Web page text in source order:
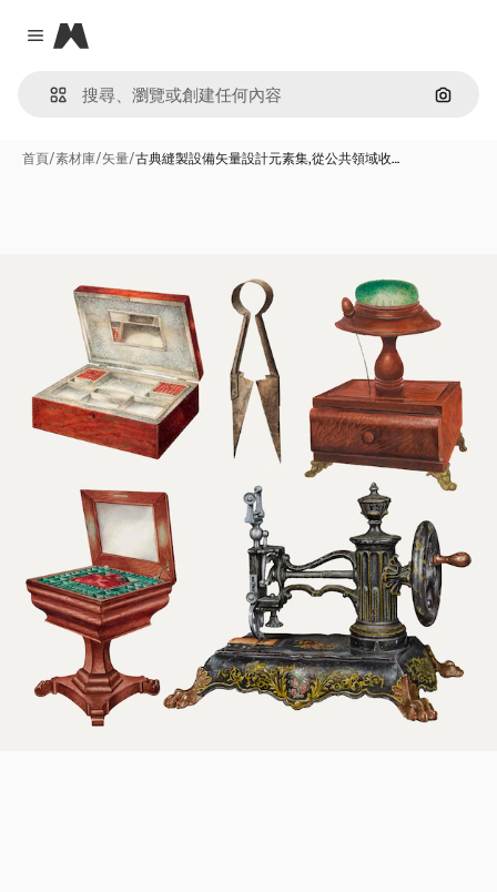
Close menu
Magnific
通過圖
首頁/素材庫/矢量/古典縫製設備矢量設計元素集,從公共領域收…